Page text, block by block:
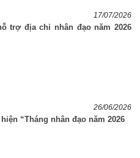
17/07/2026
trợ địa chỉ nhân đạo năm 2026
26/06/2026
“Tháng nhân đạo năm 2026